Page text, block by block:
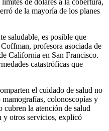
de la mayoría de los planes
saludable, es posible que
profesora asociada de
California en San Francisco.
catastróficas que
el cuidado de salud no
colonoscopías y
la atención de salud
y otros servicios, explicó